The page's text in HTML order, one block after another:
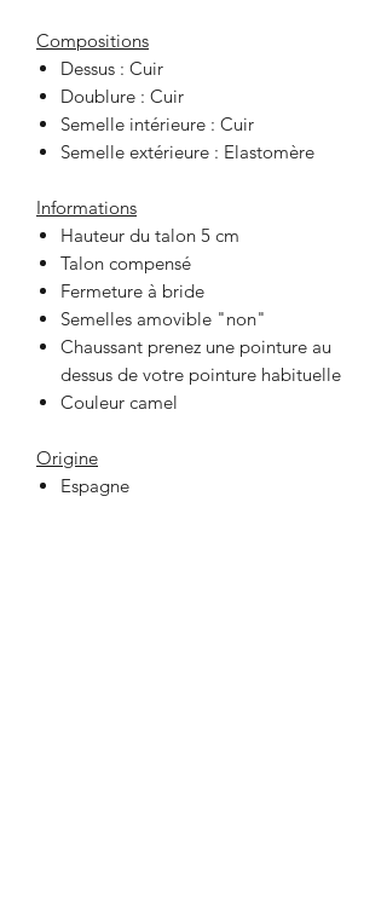
Compositions
Dessus : Cuir
Doublure : Cuir
Semelle intérieure : Cuir
Semelle extérieure : Elastomère
Informations
Hauteur du talon 5 cm
Talon compensé
Fermeture à bride
Semelles amovible "non"
Chaussant prenez une pointure au
dessus de votre pointure habituelle
Couleur camel
Origine
Espagne